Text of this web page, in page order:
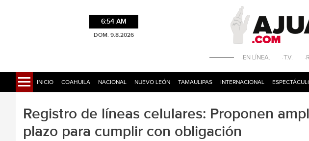
6:54 AM
DOM. 9.8.2026
·EN LÍNEA. ·T.V.
INICIO COAHUILA NACIONAL NUEVO LEÓN TAMAULIPAS INTERNACIONAL
Registro de líneas celulares: Proponen
plazo para cumplir con obligación